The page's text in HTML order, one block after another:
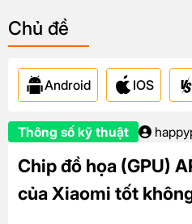
Chủ đề
Android IOS
Thông số kỹ thuật
Chip đồ họa (GPU)
của Xiaomi tốt